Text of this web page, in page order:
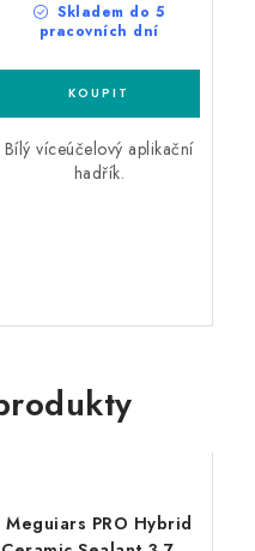
Skladem do 5
pracovních dní
Bílý víceúčelový aplikační
hadřík.
Meguiars PRO Hybrid